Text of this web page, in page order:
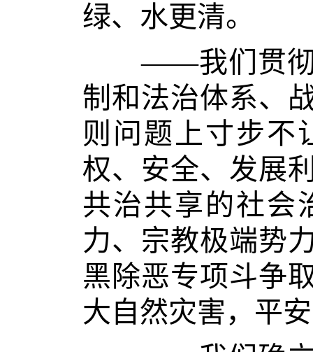
绿、水更清。
——我们贯彻总
制和法治体系、
则问题上寸步不
权、安全、发展
共治共享的社会
力、宗教极端势
黑除恶专项斗争
大自然灾害，平